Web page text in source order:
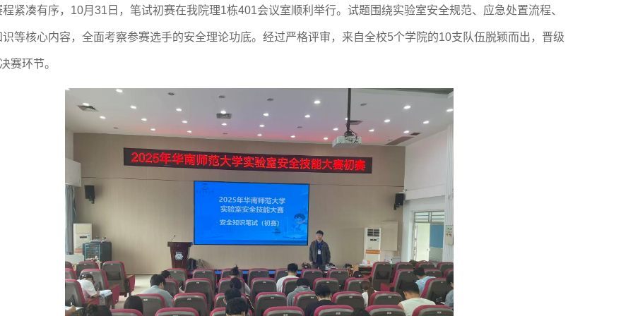
紧凑有序， 10月31日，笔试初赛在我院理1栋401会议室顺利举行。试题围绕实验室安全规范、应急处置流程、
等核心内容，全面考察参赛选手的安全理论功底。经过严格评审，来自全校5个学院的10支队伍脱颖而出，晋级
赛环节。